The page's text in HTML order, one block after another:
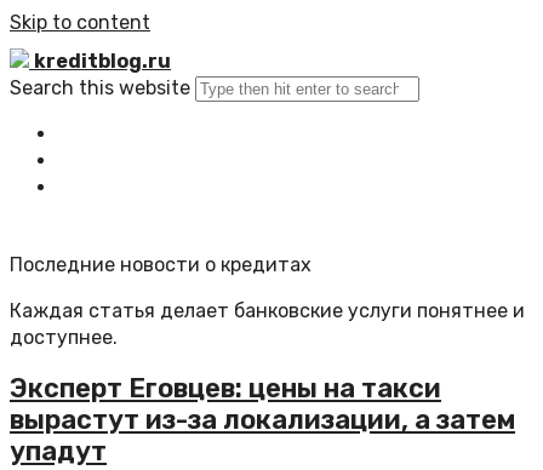
Skip to content
kreditblog.ru
Search this website
Последние новости о кредитах
Каждая статья делает банковские услуги понятнее и
доступнее.
Эксперт Еговцев: цены на такси
вырастут из-за локализации, а затем
упадут